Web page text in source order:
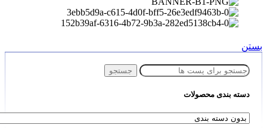
بستن
جستجو
دسته بندی محصولات